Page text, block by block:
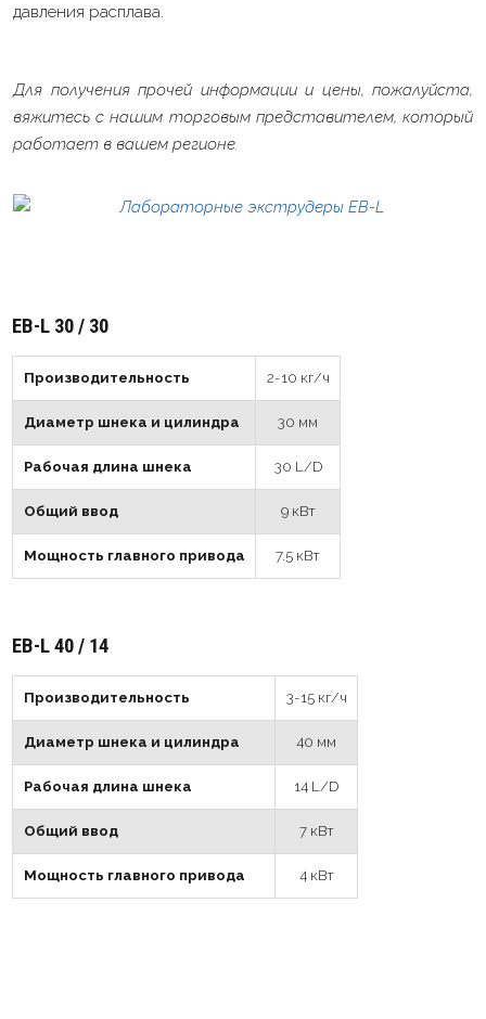
давления расплава.
Для получения прочей информации и цены, пожалуйста,
вяжитесь с нашим торговым представителем, который
работает в вашем регионе.
EB-L 30 / 30
Производительность 2-10 кг/ч
Диаметр шнека и цилиндрa 30 мм
Рабочая длина шнека 30 L/D
Общий ввод 9 кВт
Мощность главного привода 7.5 кВт
EB-L 40 / 14
Производительность 3-15 кг/ч
Диаметр шнека и цилиндрa 40 мм
Рабочая длина шнека 14 L/D
Общий ввод 7 кВт
Мощность главного привода 4 кВт